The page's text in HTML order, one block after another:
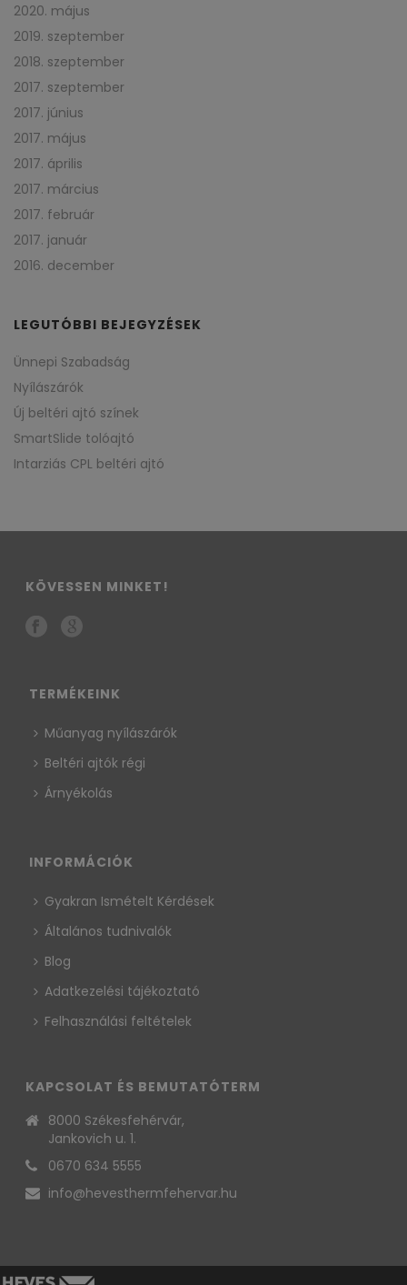
2020. május
2019. szeptember
2018. szeptember
2017. szeptember
2017. június
2017. május
2017. április
2017. március
2017. február
2017. január
2016. december
LEGUTÓBBI BEJEGYZÉSEK
Ünnepi Szabadság
Nyílászárók
Új beltéri ajtó színek
SmartSlide tolóajtó
Intarziás CPL beltéri ajtó
KÖVESSEN MINKET!
TERMÉKEINK
Műanyag nyílászárók
Beltéri ajtók régi
Árnyékolás
INFORMÁCIÓK
Gyakran Ismételt Kérdések
Általános tudnivalók
Blog
Adatkezelési tájékoztató
Felhasználási feltételek
KAPCSOLAT ÉS BEMUTATÓTERM
8000 Székesfehérvár,
Jankovich u. 1.
0670 634 5555
info@hevesthermfehervar.hu